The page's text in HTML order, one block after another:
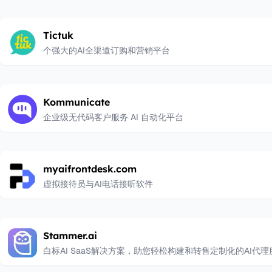
Tictuk
个强大的AI全渠道订购和营销平台
Kommunicate
企业级无代码客户服务 AI 自动化平台
myaifrontdesk.com
虚拟接待员与AI电话接听软件
Stammer.ai
白标AI SaaS解决方案，助您轻松构建和转售定制化的AI代理